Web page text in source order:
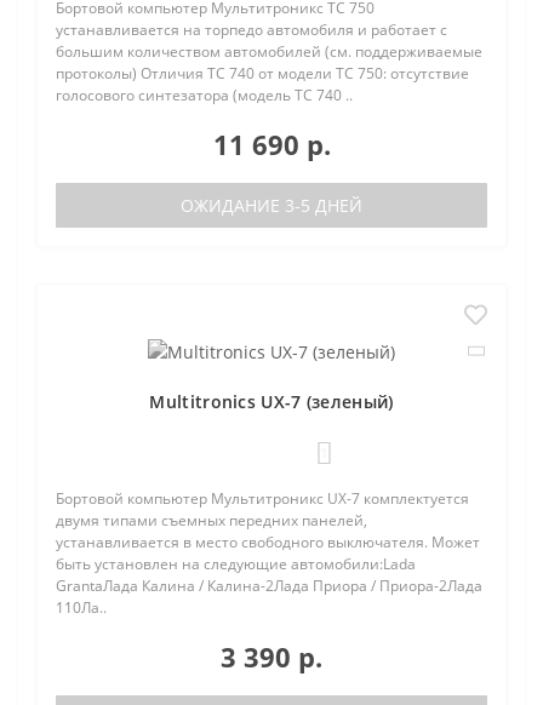
Бортовой компьютер Мультитроникс TC 750
устанавливается на торпедо автомобиля и работает с
большим количеством автомобилей (см. поддерживаемые
протоколы) Отличия TC 740 от модели TC 750: отсутствие
голосового синтезатора (модель TC 740 ..
11 690 р.
ОЖИДАНИЕ 3-5 ДНЕЙ
Multitronics UX-7 (зеленый)
Бортовой компьютер Мультитроникс UX-7 комплектуется
двумя типами съемных передних панелей,
устанавливается в место свободного выключателя. Может
быть установлен на следующие автомобили:Lada
GrantaЛада Калина / Калина-2Лада Приора / Приора-2Лада
110Ла..
3 390 р.